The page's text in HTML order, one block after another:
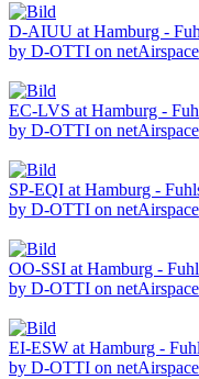
D-AIUU at Hamburg -
by D-OTTI on netAirspace
EC-LVS at Hamburg -
by D-OTTI on netAirspace
SP-EQI at Hamburg -
by D-OTTI on netAirspace
OO-SSI at Hamburg -
by D-OTTI on netAirspace
EI-ESW at Hamburg -
by D-OTTI on netAirspace